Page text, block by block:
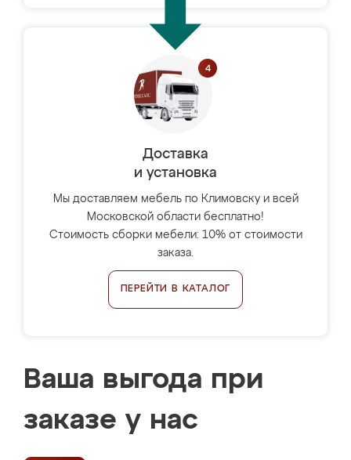
Доставка
и установка
Мы доставляем мебель по Климовску и всей
Московской области бесплатно!
Стоимость сборки мебели: 10% от стоимости
заказа.
ПЕРЕЙТИ В КАТАЛОГ
Ваша выгода при
заказе у нас